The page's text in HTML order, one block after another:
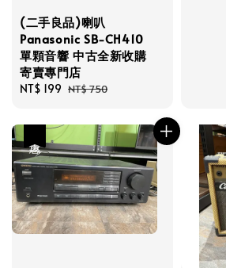
(二手良品)喇叭
Panasonic SB-CH410
單顆音響 中古全新收購
寄賣專門店
Sale
NT$ 199 Regular
NT$ 750